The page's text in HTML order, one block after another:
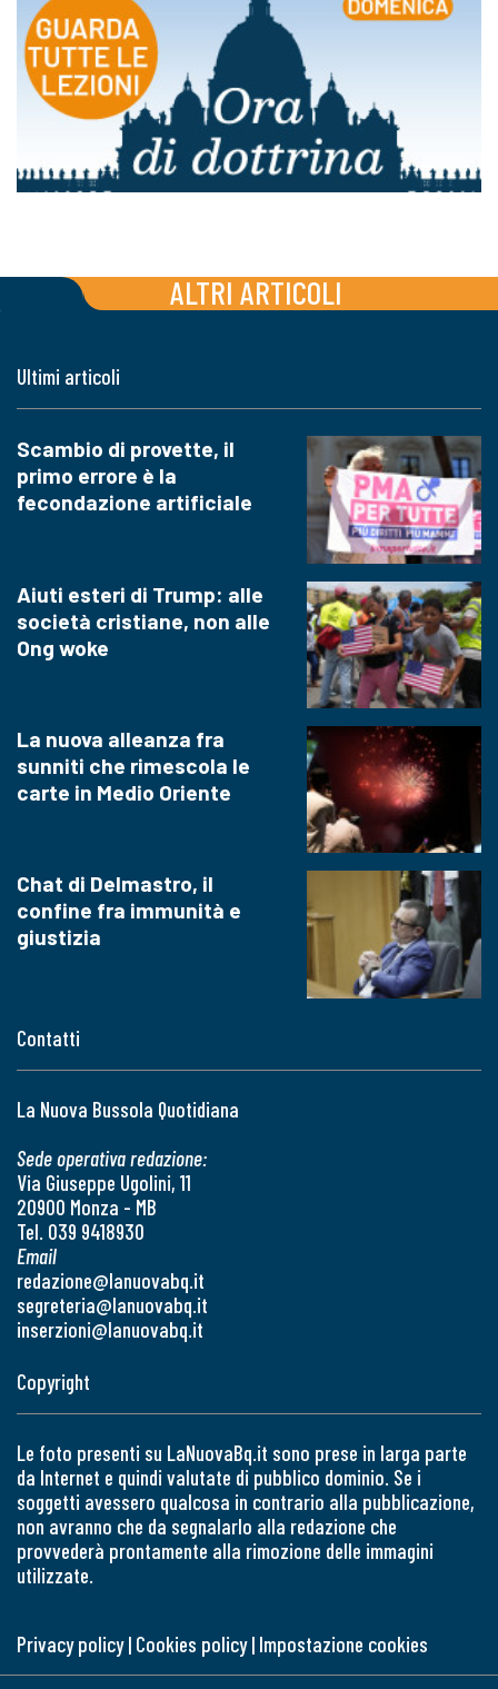
ALTRI ARTICOLI
Contatti
La Nuova Bussola Quotidiana
Sede operativa redazione:
Via Giuseppe Ugolini, 11
20900 Monza - MB
Tel. 039 9418930
Email
redazione@lanuovabq.it
segreteria@lanuovabq.it
inserzioni@lanuovabq.it
Ultimi articoli
Scambio di provette, il
primo errore è la
fecondazione artificiale
Aiuti esteri di Trump: alle
società cristiane, non alle
Ong woke
La nuova alleanza fra
sunniti che rimescola le
carte in Medio Oriente
Chat di Delmastro, il
confine fra immunità e
giustizia
Copyright
Le foto presenti su LaNuovaBq.it sono prese in larga parte
da Internet e quindi valutate di pubblico dominio. Se i
soggetti avessero qualcosa in contrario alla pubblicazione,
non avranno che da segnalarlo alla redazione che
provvederà prontamente alla rimozione delle immagini
utilizzate.
Privacy policy| Cookies policy| Impostazione cookies